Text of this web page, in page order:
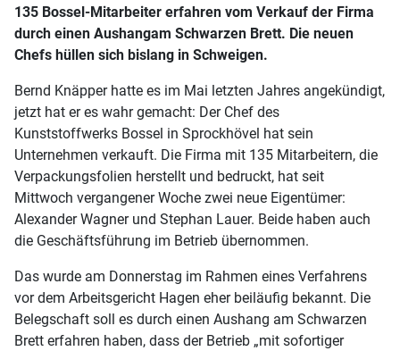
135 Bossel-Mitarbeiter erfahren vom Verkauf der Firma
durch einen Aushangam Schwarzen Brett. Die neuen
Chefs hüllen sich bislang in Schweigen.
Bernd Knäpper hatte es im Mai letzten Jahres angekündigt,
jetzt hat er es wahr gemacht: Der Chef des
Kunststoffwerks Bossel in Sprockhövel hat sein
Unternehmen verkauft. Die Firma mit 135 Mitarbeitern, die
Verpackungsfolien herstellt und bedruckt, hat seit
Mittwoch vergangener Woche zwei neue Eigentümer:
Alexander Wagner und Stephan Lauer. Beide haben auch
die Geschäftsführung im Betrieb übernommen.
Das wurde am Donnerstag im Rahmen eines Verfahrens
vor dem Arbeitsgericht Hagen eher beiläufig bekannt. Die
Belegschaft soll es durch einen Aushang am Schwarzen
Brett erfahren haben, dass der Betrieb „mit sofortiger